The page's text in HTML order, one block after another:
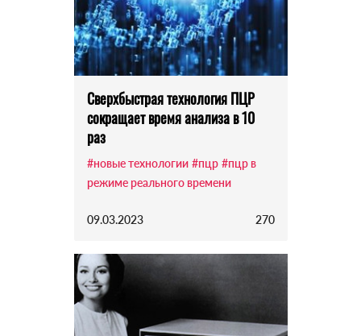
Сверхбыстрая технология ПЦР
сокращает время анализа в 10
раз
#новые технологии #пцр #пцр в
режиме реального времени
09.03.2023 270